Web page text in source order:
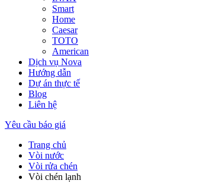
Smart
Home
Caesar
TOTO
American
Dịch vụ Nova
Hướng dẫn
Dự án thực tế
Blog
Liên hệ
Yêu cầu báo giá
Trang chủ
Vòi nước
Vòi rửa chén
Vòi chén lạnh